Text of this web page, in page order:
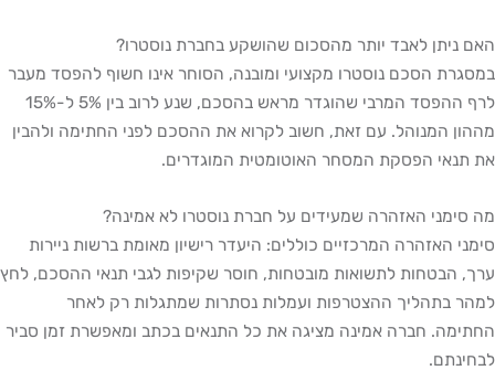
האם ניתן לאבד יותר מהסכום שהושקע בחברת נוסטרו?
במסגרת הסכם נוסטרו מקצועי ומובנה, הסוחר אינו חשוף להפסד מעבר
לרף ההפסד המרבי שהוגדר מראש בהסכם, שנע לרוב בין 5% ל-15%
מההון המנוהל. עם זאת, חשוב לקרוא את ההסכם לפני החתימה ולהבין
את תנאי הפסקת המסחר האוטומטית המוגדרים.
מה סימני האזהרה שמעידים על חברת נוסטרו לא אמינה?
סימני האזהרה המרכזיים כוללים: היעדר רישיון מאומת ברשות ניירות
ערך, הבטחות לתשואות מובטחות, חוסר שקיפות לגבי תנאי ההסכם, לחץ
למהר בתהליך ההצטרפות ועמלות נסתרות שמתגלות רק לאחר
החתימה. חברה אמינה מציגה את כל התנאים בכתב ומאפשרת זמן סביר
לבחינתם.